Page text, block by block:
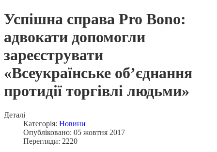
Успішна справа Pro Bono:
адвокати допомогли
зареєструвати
«Всеукраїнське об’єднання
протидії торгівлі людьми»
Деталі
Категорія: Новини
Опубліковано: 05 жовтня 2017
Перегляди: 2220